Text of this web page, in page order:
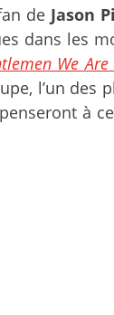
de Jason
dans les
We
l’un des
à